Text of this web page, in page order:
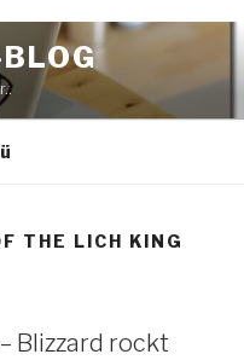
THE LICH KING
Blizzard rockt